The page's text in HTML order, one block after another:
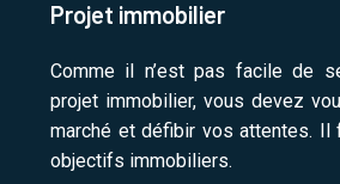
Projet immobilier
Comme il n’est pas facile de
projet immobilier, vous devez
marché et défibir vos attentes. Il
objectifs immobiliers.